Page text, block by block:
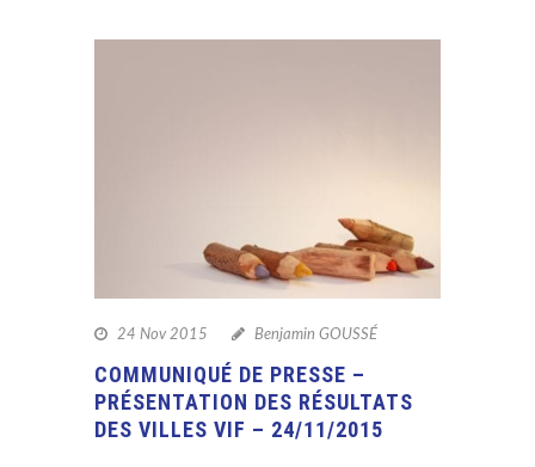
24 Nov 2015 Benjamin GOUSSÉ
COMMUNIQUÉ DE PRESSE –
PRÉSENTATION DES RÉSULTATS
DES VILLES VIF – 24/11/2015